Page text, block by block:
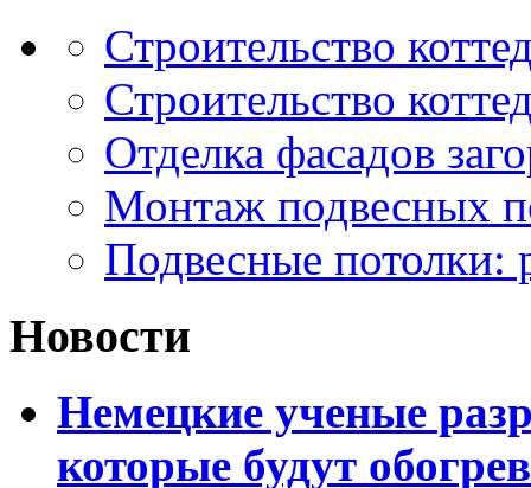
Строительство
Строительство
Отделка фасадов
Монтаж подвесных
Подвесные потолки:
Новости
Немецкие ученые
которые будут